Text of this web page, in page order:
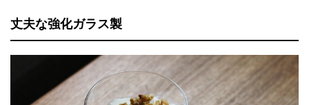
丈夫な強化ガラス製